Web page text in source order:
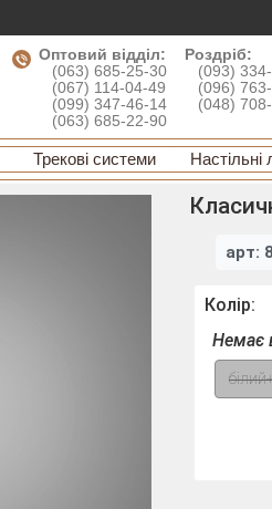
Оптовий відділ:
(063) 685-25-30
(067) 114-04-49
(099) 347-46-14
(063) 685-22-90
Роздріб:
(093)
(096)
(048)
Трекові системи Настільні
арт:
Колір:
Немає